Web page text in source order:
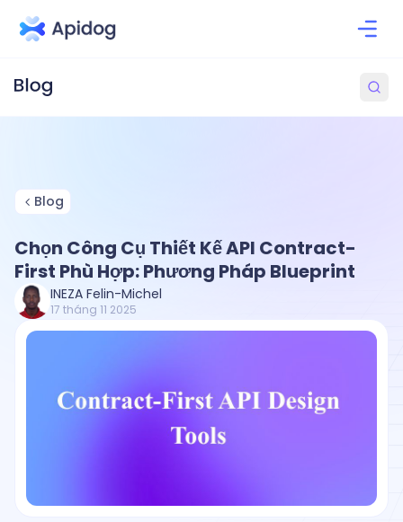
Blog
Chọn Công Cụ Thiết Kế API Contract-
First Phù Hợp: Phương Pháp Blueprint
INEZA Felin-Michel
17 tháng 11 2025